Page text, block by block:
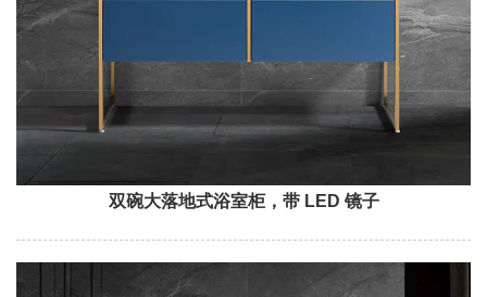
双碗大落地式浴室柜，带 LED 镜子